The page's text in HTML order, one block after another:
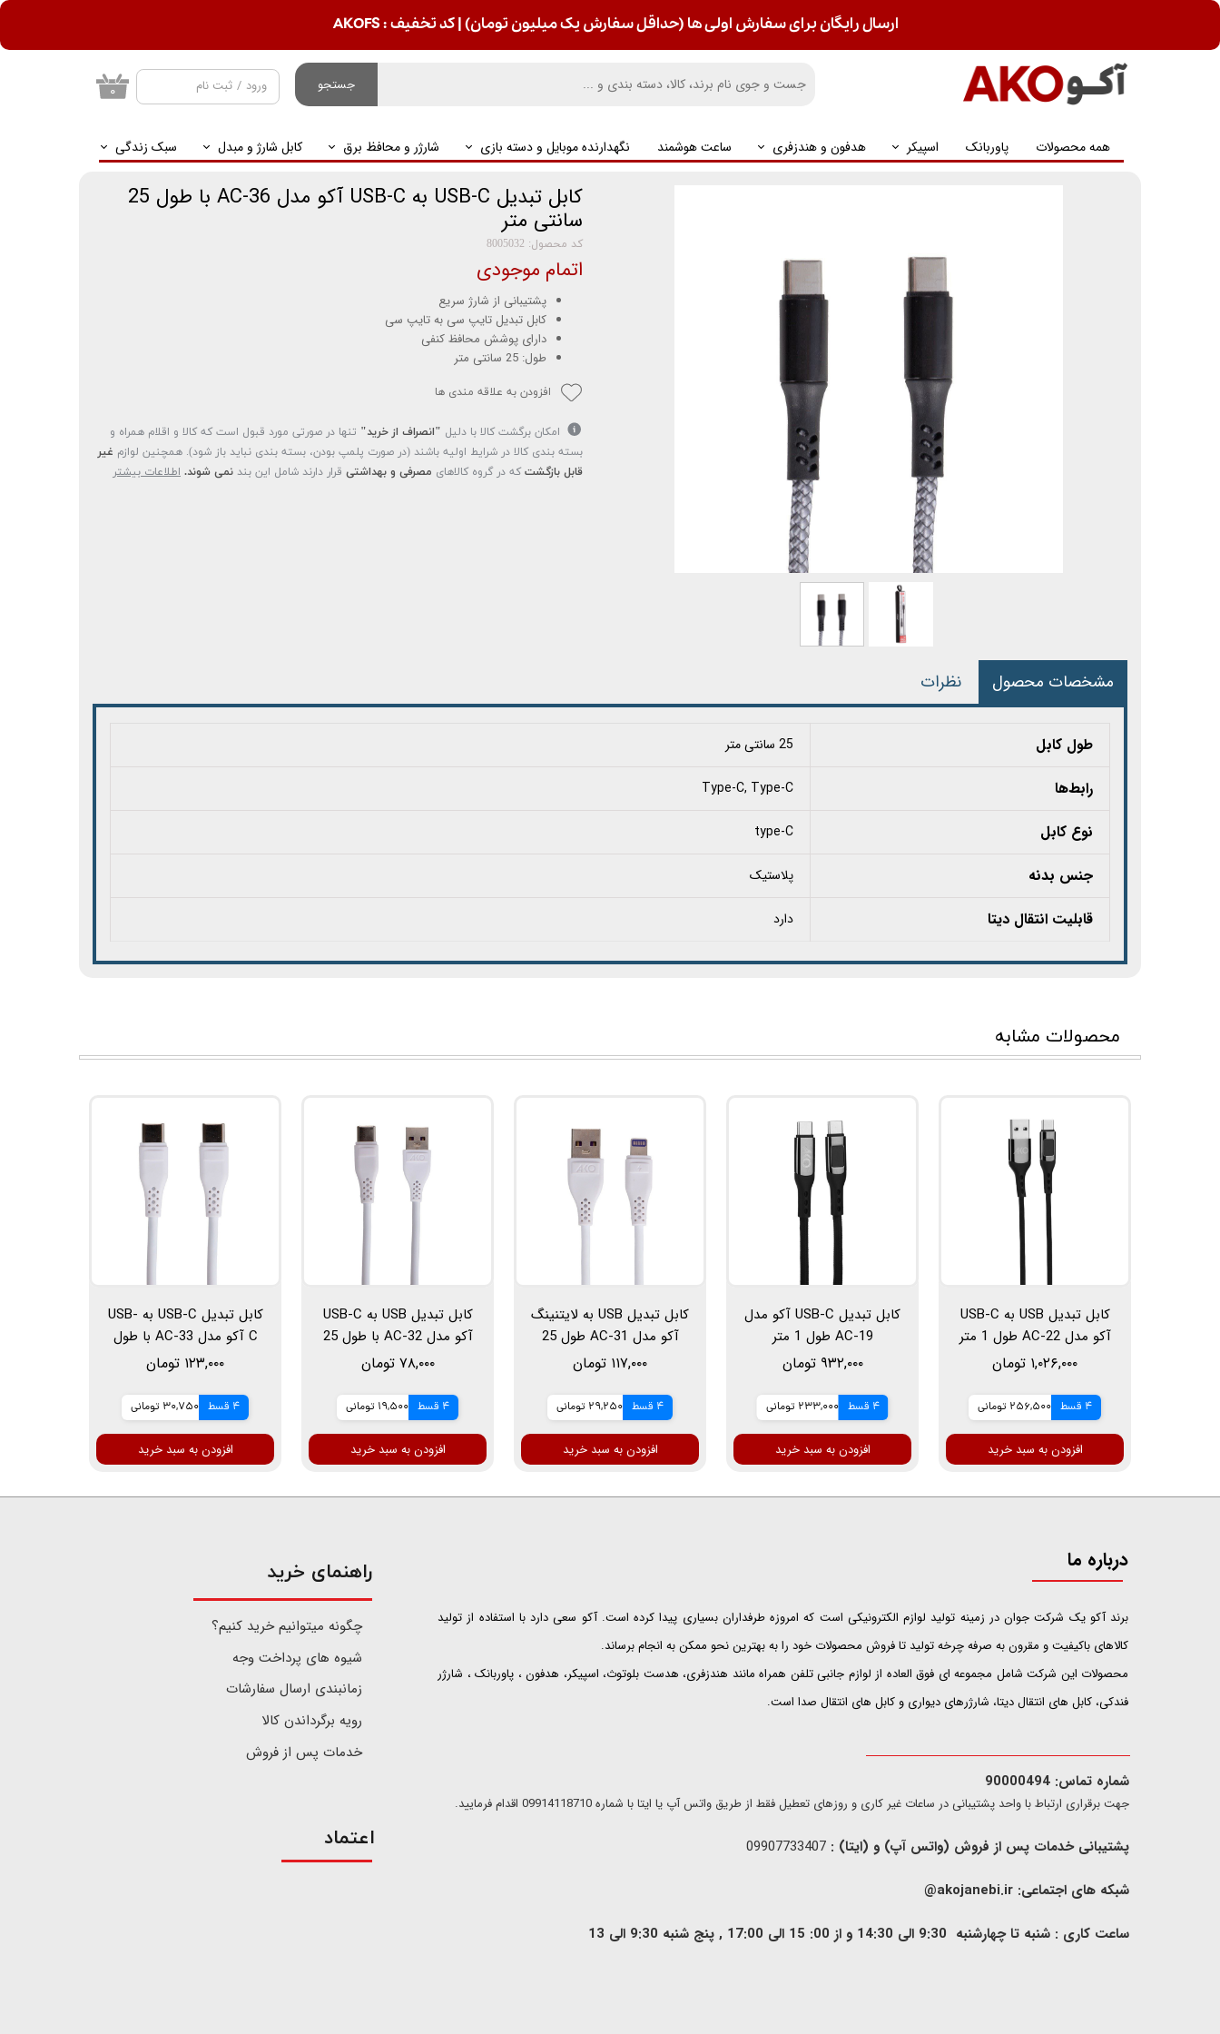
جستجو
همه محصولات پاوربانک اسپیکر هدفون و هندزفری ساعت هوشمند نگهدارنده موبایل و دسته بازی شارژر و محافظ برق کابل شارژ و مبدل سبک زندگی
ورود / ثبت نام
تغییر گذر واژه
۰
ارسال رایگان برای سفارش اولی ها (حداقل سفارش یک میلیون تومان) | کد تخفیف : AKOFS
کابل تبدیل USB-C به USB-C آکو مدل AC-36 با طول 25
سانتی متر
کد محصول: 8005032
اتمام موجودی
پشتیبانی از شارژ سریع
کابل تبدیل تایپ سی به تایپ سی
دارای پوشش محافظ کنفی
طول: 25 سانتی متر
افزودن به علاقه مندی ها
امکان برگشت کالا با دلیل "انصراف از خرید" تنها در صورتی مورد قبول است که کالا و اقلام همراه و
بسته بندی کالا در شرایط اولیه باشند (در صورت پلمپ بودن، بسته بندی نباید باز شود). همچنین لوازم غیر
قابل بازگشت که در گروه کالاهای مصرفی و بهداشتی قرار دارند شامل این بند نمی شوند. اطلاعات بیشتر
مشخصات محصول نظرات
طول کابل 25 سانتی متر
رابط‌ها Type-C, Type-C
نوع کابل type-C
جنس بدنه پلاستیک
قابلیت انتقال دیتا دارد
محصولات مشابه
کابل تبدیل USB به USB-C
آکو مدل AC-22 طول 1 متر
۱,۰۲۶,۰۰۰ تومان
4 قسط 256,500 تومانی
افزودن به سبد خرید
کابل تبدیل USB-C آکو مدل
AC-19 طول 1 متر
۹۳۲,۰۰۰ تومان
4 قسط 233,000 تومانی
افزودن به سبد خرید
کابل تبدیل USB به لایتنینگ
آکو مدل AC-31 طول 25
سانتی متر
۱۱۷,۰۰۰ تومان
4 قسط 29,250 تومانی
افزودن به سبد خرید
کابل تبدیل USB به USB-C
آکو مدل AC-32 با طول 25
متر۷۸,۰۰۰ تومان
4 قسط 19,500 تومانی
افزودن به سبد خرید
کابل تبدیل USB-C به USB-
C آکو مدل AC-33 با طول
25 سانتی متر
۱۲۳,۰۰۰ تومان
4 قسط 30,750 تومانی
افزودن به سبد خرید
درباره ما
​​​​​​​برند آکو یک شرکت جوان در زمینه تولید لوازم الکترونیکی است که امروزه طرفداران بسیاری پیدا کرده است. آکو سعی دارد با استفاده از تولید
کالاهای باکیفیت و مقرون به صرفه چرخه تولید تا فروش محصولات خود را به بهترین نحو ممکن به انجام برساند.
محصولات این شرکت شامل مجموعه ای فوق العاده از لوازم جانبی تلفن همراه مانند هندزفری، هدست بلوتوث، اسپیکر، هدفون ، پاوربانک ، شارژر
فندکی، کابل های انتقال دیتا، شارژرهای دیواری و کابل های انتقال صدا است.
شماره تماس: 90000494
​​جهت برقراری ارتباط با واحد پشتیبانی در ساعات غیر کاری و روزهای تعطیل فقط از طریق واتس آپ یا ایتا با شماره 09914118710 اقدام فرمایید.
پشتیبانی خدمات پس از فروش (واتس آپ) و (ایتا) :
شبکه های اجتماعی: akojanebi.ir@
ساعت کاری : شنبه تا چهارشنبه 9:30 الی 14:30 و از 00: 15 الی 17:00 , پنج شنبه 9:30 الی 13
​راهنمای خرید
چگونه میتوانیم خرید کنیم؟
شیوه های پرداخت وجه
زمانبندی ارسال سفارشات
رویه برگرداندن کالا
خدمات پس از فروش
اعتماد